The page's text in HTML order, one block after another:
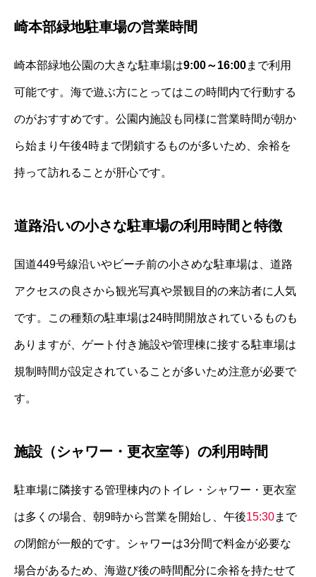
崎本部緑地駐車場の営業時間
崎本部緑地公園の大きな駐車場は9:00～16:00まで利用
可能です。海で遊ぶ方にとってはこの時間内で行動する
のがおすすめです。公園内施設も同様に営業時間が朝か
ら始まり午後4時まで閉鎖するものが多いため、余裕を
持って訪れることが肝心です。
道路沿いの小さな駐車場の利用時間と特徴
国道449号線沿いやビーチ前の小さめな駐車場は、道路
アクセスの良さから観光写真や景観目的の来訪者に人気
です。この種類の駐車場は24時間開放されているものも
ありますが、ゲート付き施設や管理棟に接する駐車場は
規制時間が設定されていることが多いため注意が必要で
す。
施設（シャワー・更衣室等）の利用時間
駐車場に隣接する管理棟内のトイレ・シャワー・更衣室
は多くの場合、朝9時から営業を開始し、午後15:30まで
の閉館が一般的です。シャワーは3分間で料金が必要な
場合があるため、海遊び後の時間配分に余裕を持たせて